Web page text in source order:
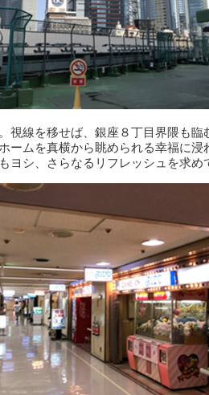
視線を移せば、銀座８丁目界隈も
ームを真横から眺められる幸福に
ヨシ、さらなるリフレッシュを求め